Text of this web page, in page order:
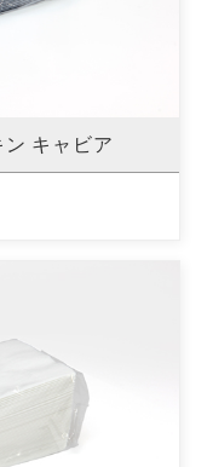
ン キャビア